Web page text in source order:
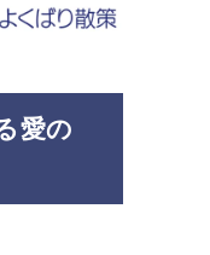
愛の